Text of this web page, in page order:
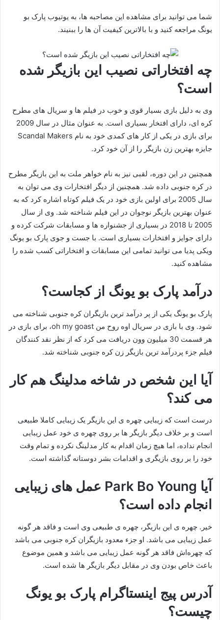
شما می توانید برای مشاهده این مصاحبه ها، به یوتیوب پارک بو
یونگ مراجعه کنید و با بالاترین کیفیت آن ها را ببنیند.
چه افتخاراتی نصیب این بازیگر شده
است؟
وی به دلیل بازی بسیار قوی و خوب در فیلم ها و سریال های مطرح
کره ای، دارای افتخار بسیاری است. به عنوان مثال در سال 2009
برای بازی در یکی از کار های کمدی خود به نام Scandal Makers
جایزه بهترین زن بازیگر را از آن خود کرد.
همچنین در این دوره، لقبی نیز به نام خواهر ملت به این بازیگر مطرح
در کره جنوبی داده شد. همچنین از دیگر افتخارات وی می توان به
سال 2005 برای اولین بازی خود در یک فیلم کوتاه اشاره کرد که به
عنوان بهترین بازیگر نوجوان در این فیلم شناخته شد. وی از سال
2005 تا 2018 در بسیاری از جشنواره ها و مسابقات شرکت کرده و
دارای جوایز و افتخارات بسیاری است. با جست و جوی پارک بو یونگ
ویکی پدیا می توانید تمامی این مسابقات و افتخاراتی کسب شده را
مشاهده کنید.
درآمد پارک بو یونگ از کجاست؟
پارک بو یونگ یکی از پر درآمد ترین بازیگران کره جنوبی شناخته می
شود. وی با بازی در سریال اوه روح من oh my goast، برای بازی در
هر قسمت 30 میلیون وون دریافت می کرد که از نظر نقد کنندگان
فیلم جزء پردرآمد ترین بازیگر زن کره جنوبی شناخته شد.
آیا این شخص در شاخه مدلینگ هم کار
می کند؟
درست است که زیبایی چهره ی این بازیگر یک زیبایی کاملا طبیعی
است و بر خلاف دیگر بازیگر ها بر روی چهره ی خود عمل زیبایی
انجام نداده، اما هیچ زمان اقدام به کار مدلینگ نکرده و تمام وقت
خود را بر روی بازیگری و اقدامات بشر دوستانه گذاشته است.
آیا Park Bo Young عمل های زیبایی
انجام داده است؟
خیر. چهره ی این بازیگر، چهره ی طبیعی وی است و فاقد هر گونه
عمل زیبایی می باشد. او جزء معدود بازیگران کره جنوبی می باشد
که چهره‌‌اش فاقد هر گونه عمل زیبایی می باشد و همین موضوع
باعث خاص بودن وی در مقابل دیگر بازیگر ها شده است.
آدرس پیج اینستاگرام پارک بو یونگ
چیست؟